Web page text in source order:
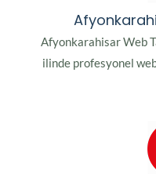
Afyonkarahisar Web
ilinde profesyonel